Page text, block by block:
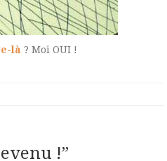
là ? Moi OUI !
!”